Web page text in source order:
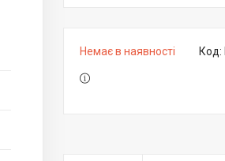
Немає в наявності Код: